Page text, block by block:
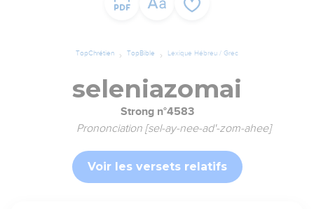
TopChrétien TopBible Lexique Hébreu / Grec
seleniazomai
Strong n°4583
Prononciation [sel-ay-nee-ad'-zom-ahee]
Voir les versets relatifs